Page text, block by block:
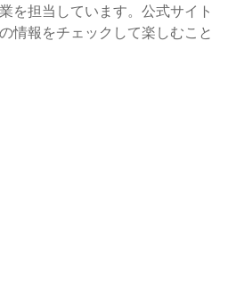
を担当しています。公式サイト
情報をチェックして楽しむこと